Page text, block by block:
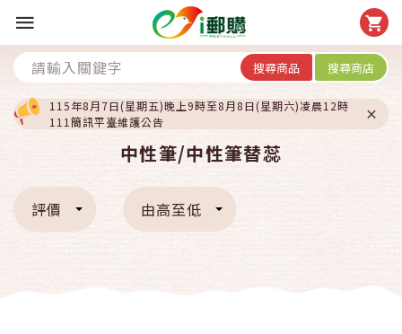
搜尋商品 搜尋商店
115年8月7日(星期五)晚上9時至8月8日(星期六)凌晨12時
111簡訊平臺維護公告
中性筆/中性筆替蕊
評價 由高至低